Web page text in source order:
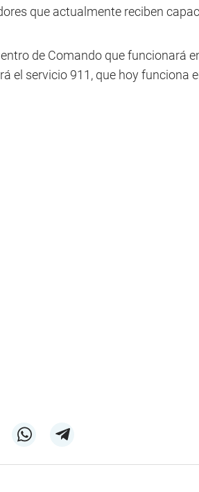
que actualmente reciben
de Comando que funcionará
el servicio 911, que hoy funciona